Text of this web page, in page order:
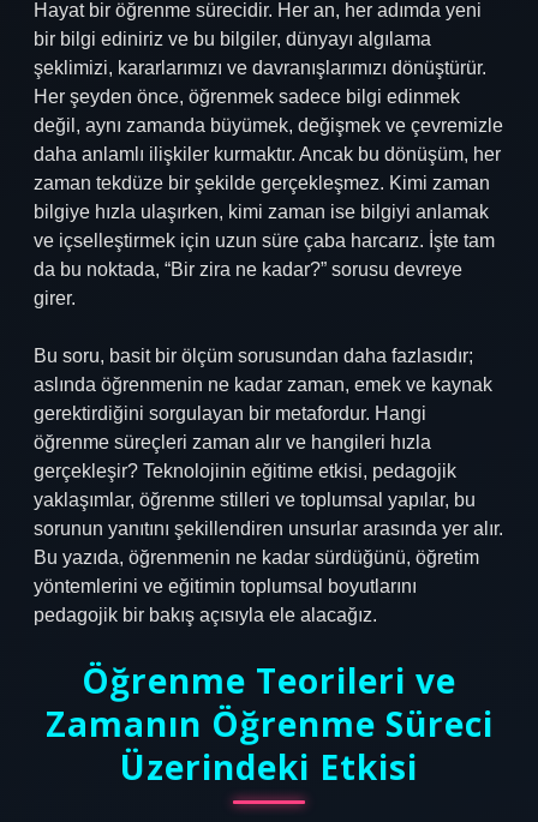
Hayat bir öğrenme sürecidir. Her an, her adımda yeni
bir bilgi ediniriz ve bu bilgiler, dünyayı algılama
şeklimizi, kararlarımızı ve davranışlarımızı dönüştürür.
Her şeyden önce, öğrenmek sadece bilgi edinmek
değil, aynı zamanda büyümek, değişmek ve çevremizle
daha anlamlı ilişkiler kurmaktır. Ancak bu dönüşüm, her
zaman tekdüze bir şekilde gerçekleşmez. Kimi zaman
bilgiye hızla ulaşırken, kimi zaman ise bilgiyi anlamak
ve içselleştirmek için uzun süre çaba harcarız. İşte tam
da bu noktada, “Bir zira ne kadar?” sorusu devreye
girer.
Bu soru, basit bir ölçüm sorusundan daha fazlasıdır;
aslında öğrenmenin ne kadar zaman, emek ve kaynak
gerektirdiğini sorgulayan bir metafordur. Hangi
öğrenme süreçleri zaman alır ve hangileri hızla
gerçekleşir? Teknolojinin eğitime etkisi, pedagojik
yaklaşımlar, öğrenme stilleri ve toplumsal yapılar, bu
sorunun yanıtını şekillendiren unsurlar arasında yer alır.
Bu yazıda, öğrenmenin ne kadar sürdüğünü, öğretim
yöntemlerini ve eğitimin toplumsal boyutlarını
pedagojik bir bakış açısıyla ele alacağız.
Öğrenme Teorileri ve
Zamanın Öğrenme Süreci
Üzerindeki Etkisi